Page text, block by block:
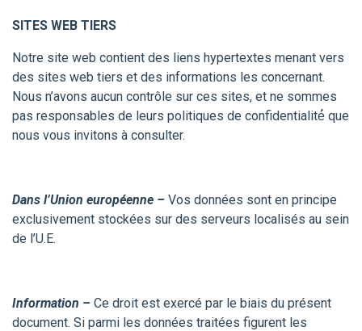
SITES WEB TIERS
Notre site web contient des liens hypertextes menant vers
des sites web tiers et des informations les concernant.
Nous n’avons aucun contrôle sur ces sites, et ne sommes
pas responsables de leurs politiques de confidentialité́ que
nous vous invitons à consulter.
Dans l’Union européenne – Vos données sont en principe
exclusivement stockées sur des serveurs localisés au sein
de l’U.E.
Information – Ce droit est exercé par le biais du présent
document. Si parmi les données traitées figurent les